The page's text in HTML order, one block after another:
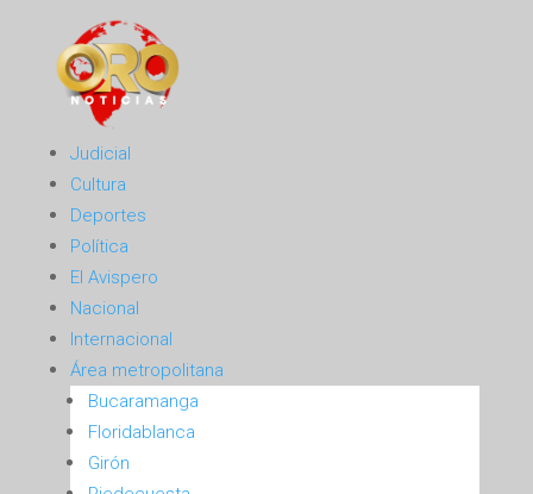
Judicial
Cultura
Deportes
Política
El Avispero
Nacional
Internacional
Área metropolitana
Bucaramanga
Floridablanca
Girón